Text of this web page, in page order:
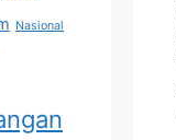
Nasional